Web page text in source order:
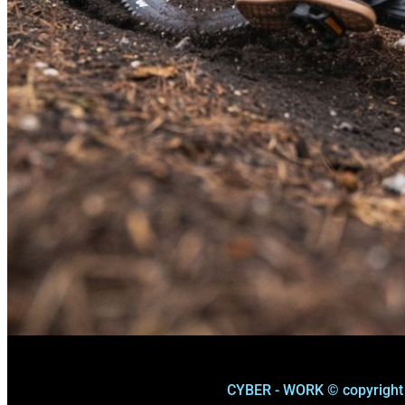
CYBER - WORK © copyright